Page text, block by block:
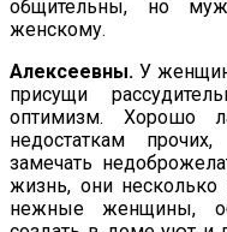
общительны, но
женскому.
Алексеевны. У
присущи
оптимизм. Хорошо
недостаткам
замечать
жизнь, они несколько
нежные женщины,